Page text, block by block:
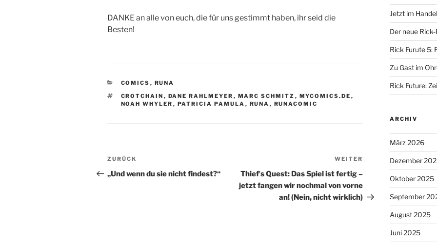
DANKE an alle von euch, die für uns gestimmt haben, ihr seid die
Besten!
KATEGORIEN
COMICS , RUNA
SCHLAGWÖRTER
CROTCHAIN , DANE RAHLMEYER , MARC SCHMITZ , MYCOMICS.DE ,
NOAH WHYLER , PATRICIA PAMULA , RUNA , RUNACOMIC
Beitragsnavigation
Vorheriger
Beitrag
ZURÜCK
„Und wenn du sie nicht findest?“
Nächster
Beitrag
WEITER
Thiefʼs Quest: Das Spiel ist fertig –
jetzt fangen wir nochmal von vorne
an! (Nein, nicht wirklich)
Jetzt im
Der neue
Rick Furute 5:
Zu Gast im
Rick Future:
ARCHIV
März 2026
Dezember
Oktober 2025
September
August 2025
Juni 2025